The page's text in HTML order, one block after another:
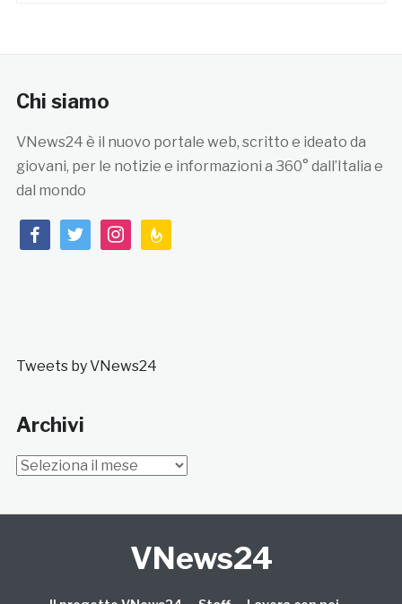
Chi siamo
VNews24 è il nuovo portale web, scritto e ideato da
giovani, per le notizie e informazioni a 360° dall’Italia e
dal mondo
facebooktwitterinstagramfeedburner
Tweets by VNews24
Archivi
Archivi
VNews24